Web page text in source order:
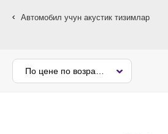
Автомобил учун акустик тизимлар